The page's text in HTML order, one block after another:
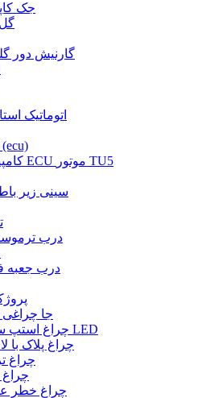
جک
گارنیش دور
اتوماتیک
ای سی یو (ecu)
کامپیوتر ECU موتور TU5
سینی زیر
درب
درب جعبه
جا چراغی
چراغ استپ سوم LED
چراغ پلاک با
چراغ
چراغ
چراغ خطر